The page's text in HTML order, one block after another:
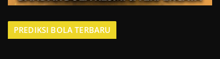
PREDIKSI BOLA TERBARU